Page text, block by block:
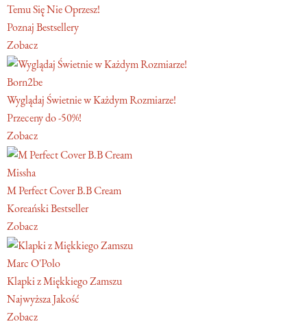
Temu Się Nie Oprzesz!
Poznaj Bestsellery
Zobacz
Born2be
Wyglądaj Świetnie w Każdym Rozmiarze!
Przeceny do -50%!
Zobacz
Missha
M Perfect Cover B.B Cream
Koreański Bestseller
Zobacz
Marc O'Polo
Klapki z Miękkiego Zamszu
Najwyższa Jakość
Zobacz